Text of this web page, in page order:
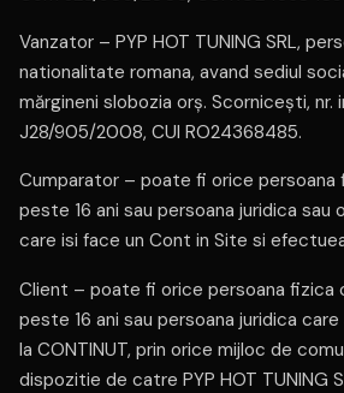
Vanzator – PYP HOT TUNING SRL,
nationalitate romana, avand sediul
mărgineni slobozia orş. Scorniceşti, nr.
J28/905/2008, CUI RO24368485.
Cumparator – poate fi orice persoana
peste 16 ani sau persoana juridica
care isi face un Cont in Site si
Client – poate fi orice persoana fizica
peste 16 ani sau persoana juridica
la CONTINUT, prin orice mijloc de
dispozitie de catre PYP HOT TUNING